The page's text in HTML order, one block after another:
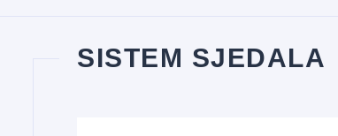
SISTEM SJEDALA